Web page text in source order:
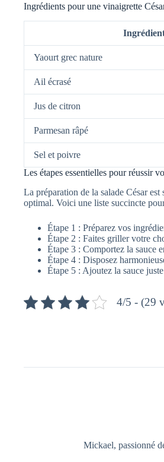
Ingrédients pour une vinaigrette
Yaourt grec nature
Ail écrasé
Jus de citron
Parmesan râpé
Sel et poivre
Les étapes essentielles pour réussir
La préparation de la salade César
optimal. Voici une liste succincte
Étape 1 : Préparez vos
Étape 2 : Faites griller votre
Étape 3 : Comportez la sauce
Étape 4 : Disposez
Étape 5 : Ajoutez la sauce
4/5 - (29
Mickael, passionné